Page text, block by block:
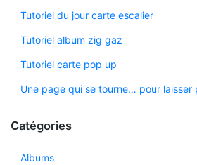
Tutoriel du jour carte escalier
Tutoriel album zig gaz
Tutoriel carte pop up
Une page qui se tourne… pour laisser
Catégories
Albums